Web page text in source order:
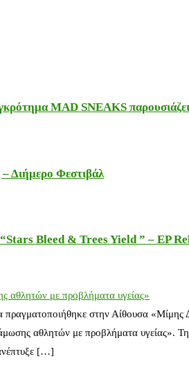
MAD SNEAKS
– Διήμερο Φεστιβάλ
Bleed & Trees Yield ” – EP
αθλητών με προβλήματα υγείας»
πραγματοποιήθηκε στην Αίθουσα
αθλητών με προβλήματα υγείας».
[…]